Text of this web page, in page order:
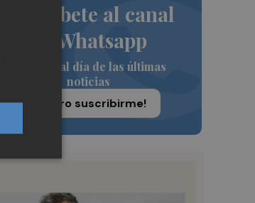
Suscríbete al canal
de Whatsapp
Siempre al día de las últimas
noticias
¡Quiero suscribirme!